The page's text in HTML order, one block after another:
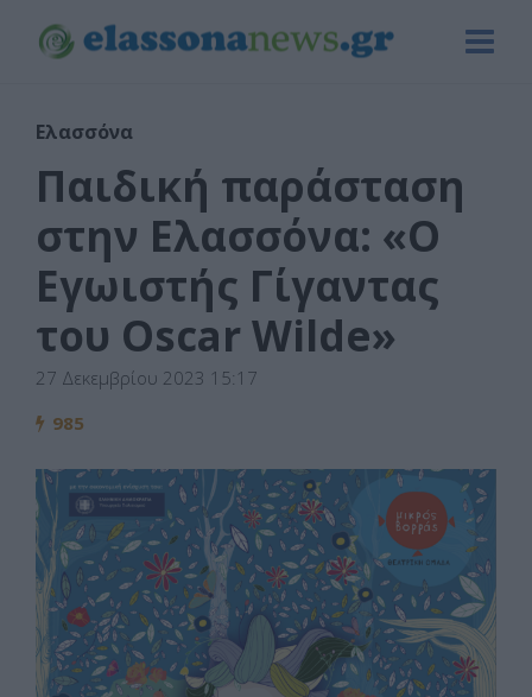
Ελασσόνα
Παιδική παράσταση
στην Ελασσόνα: «Ο
Εγωιστής Γίγαντας
του Oscar Wilde»
27 Δεκεμβρίου 2023 15:17
985